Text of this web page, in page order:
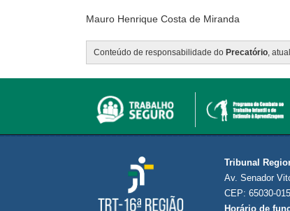
Mauro Henrique Costa de Miranda
Conteúdo de responsabilidade do Precatório,
Tribunal
Av. Senador
CEP: 65030-015
Horário de